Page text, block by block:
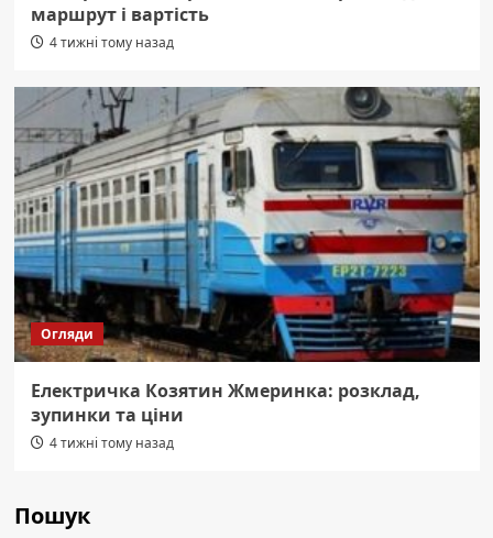
маршрут і вартість
4 тижні тому назад
Огляди
Електричка Козятин Жмеринка: розклад,
зупинки та ціни
4 тижні тому назад
Пошук